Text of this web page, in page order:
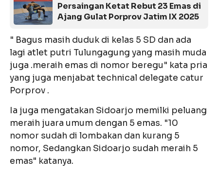
Persaingan Ketat Rebut 23 Emas di
Ajang Gulat Porprov Jatim IX 2025
" Bagus masih duduk di kelas 5 SD dan ada
lagi atlet putri Tulungagung yang masih muda
juga .meraih emas di nomor beregu" kata pria
yang juga menjabat technical delegate catur
Porprov .
Ia juga mengatakan Sidoarjo memilki peluang
meraih juara umum dengan 5 emas. "10
nomor sudah di lombakan dan kurang 5
nomor, Sedangkan Sidoarjo sudah meraih 5
emas" katanya.